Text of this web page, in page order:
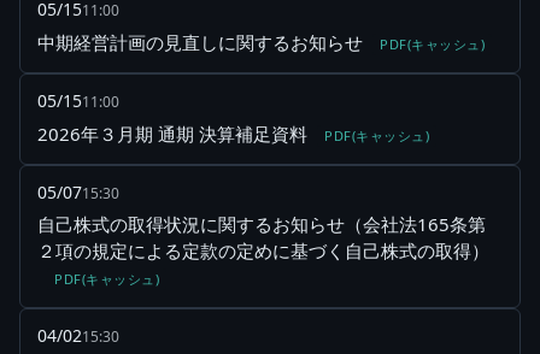
05/1511:00
中期経営計画の見直しに関するお知らせ PDF(キャッシュ)
05/1511:00
2026年３月期 通期 決算補足資料 PDF(キャッシュ)
05/0715:30
自己株式の取得状況に関するお知らせ（会社法165条第
２項の規定による定款の定めに基づく自己株式の取得）
PDF(キャッシュ)
04/0215:30